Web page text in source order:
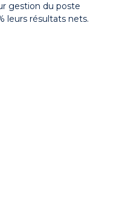
gestion du poste
leurs résultats nets.